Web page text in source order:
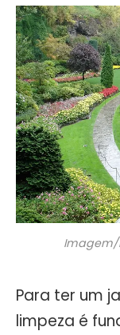
Imagem/
Para ter um
limpeza é